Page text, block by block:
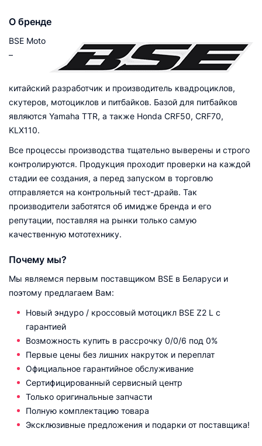
О бренде
BSE Moto
–
китайский разработчик и производитель квадроциклов,
скутеров, мотоциклов и питбайков. Базой для питбайков
являются Yamaha TTR, а также Honda CRF50, CRF70,
KLX110.
Все процессы производства тщательно выверены и строго
контролируются. Продукция проходит проверки на каждой
стадии ее создания, а перед запуском в торговлю
отправляется на контрольный тест-драйв. Так
производители заботятся об имидже бренда и его
репутации, поставляя на рынки только самую
качественную мототехнику.
Почему мы?
Мы являемся первым поставщиком BSE в Беларуси и
поэтому предлагаем Вам:
Новый эндуро / кроссовый мотоцикл BSE Z2 L с
гарантией
Возможность купить в рассрочку 0/0/6 под 0%
Первые цены без лишних накруток и переплат
Официальное гарантийное обслуживание
Сертифицированный сервисный центр
Только оригинальные запчасти
Полную комплектацию товара
Эксклюзивные предложения и подарки от поставщика!